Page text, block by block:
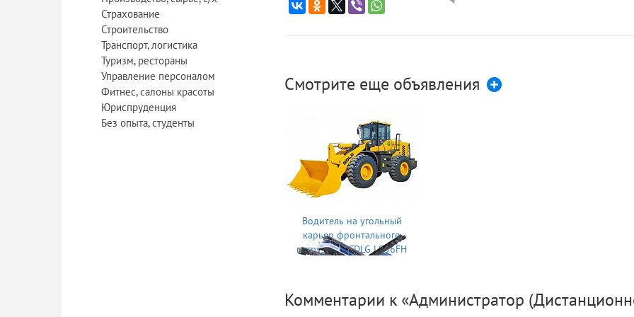
Страхование
Строительство
Транспорт, логистика
Туризм, рестораны
Управление персоналом
Фитнес, салоны красоты
Юриспруденция
Без опыта, студенты
Смотрите еще объявления
Водитель на угольный
карьер фронтального
погрузчика SDLG L956FH
Комментарии к «Администратор